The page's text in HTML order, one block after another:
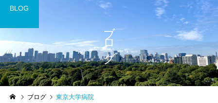
内視鏡 内視鏡
ブログ
BLOG
ブログ 東京大学病院